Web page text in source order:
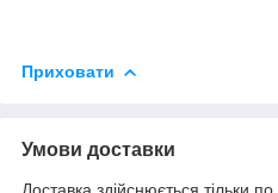
Приховати
Умови доставки
Доставка здійснюється тільки